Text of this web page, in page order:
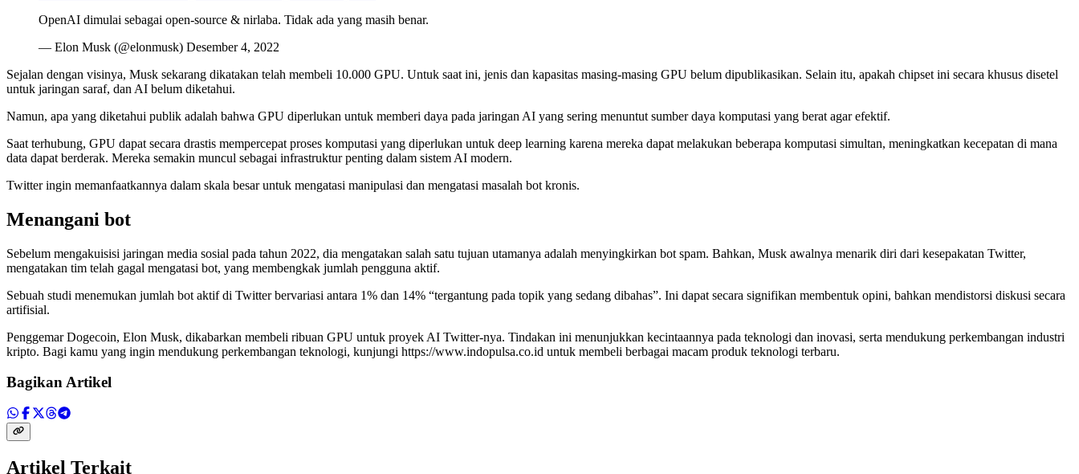
OpenAI dimulai sebagai open-source & nirlaba. Tidak ada yang masih benar.
— Elon Musk (@elonmusk) Desember 4, 2022
Sejalan dengan visinya, Musk sekarang dikatakan telah membeli 10.000 GPU. Untuk saat ini, jenis dan kapasitas masing-masing GPU belum dipublikasikan. Selain itu, apakah chipset ini secara khusus disetel
untuk jaringan saraf, dan AI belum diketahui.
Namun, apa yang diketahui publik adalah bahwa GPU diperlukan untuk memberi daya pada jaringan AI yang sering menuntut sumber daya komputasi yang berat agar efektif.
Saat terhubung, GPU dapat secara drastis mempercepat proses komputasi yang diperlukan untuk deep learning karena mereka dapat melakukan beberapa komputasi simultan, meningkatkan kecepatan di mana
data dapat berderak. Mereka semakin muncul sebagai infrastruktur penting dalam sistem AI modern.
Twitter ingin memanfaatkannya dalam skala besar untuk mengatasi manipulasi dan mengatasi masalah bot kronis.
Menangani bot
Sebelum mengakuisisi jaringan media sosial pada tahun 2022, dia mengatakan salah satu tujuan utamanya adalah menyingkirkan bot spam. Bahkan, Musk awalnya menarik diri dari kesepakatan Twitter,
mengatakan tim telah gagal mengatasi bot, yang membengkak jumlah pengguna aktif.
Sebuah studi menemukan jumlah bot aktif di Twitter bervariasi antara 1% dan 14% “tergantung pada topik yang sedang dibahas”. Ini dapat secara signifikan membentuk opini, bahkan mendistorsi diskusi secara
artifisial.
Penggemar Dogecoin, Elon Musk, dikabarkan membeli ribuan GPU untuk proyek AI Twitter-nya. Tindakan ini menunjukkan kecintaannya pada teknologi dan inovasi, serta mendukung perkembangan industri
kripto. Bagi kamu yang ingin mendukung perkembangan teknologi, kunjungi https://www.indopulsa.co.id untuk membeli berbagai macam produk teknologi terbaru.
Bagikan Artikel
Artikel Terkait